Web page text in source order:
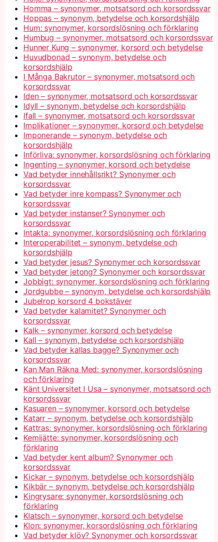
Homma – synonymer, motsatsord och korsordssvar
Hoppas – synonym, betydelse och korsordshjälp
Hum: synonymer, korsordslösning och förklaring
Humbug – synonymer, motsatsord och korsordssvar
Hunner Kung – synonymer, korsord och betydelse
Huvudbonad – synonym, betydelse och
korsordshjälp
I Många Bakrutor – synonymer, motsatsord och
korsordssvar
Iden – synonymer, motsatsord och korsordssvar
Idyll – synonym, betydelse och korsordshjälp
Ifall – synonymer, motsatsord och korsordssvar
Implikationer – synonymer, korsord och betydelse
Imponerande – synonym, betydelse och
korsordshjälp
Införliva: synonymer, korsordslösning och förklaring
Ingenting – synonymer, korsord och betydelse
Vad betyder innehållsrikt? Synonymer och
korsordssvar
Vad betyder inre kompass? Synonymer och
korsordssvar
Vad betyder instanser? Synonymer och
korsordssvar
Intakta: synonymer, korsordslösning och förklaring
Interoperabilitet – synonym, betydelse och
korsordshjälp
Vad betyder jesus? Synonymer och korsordssvar
Vad betyder jetong? Synonymer och korsordssvar
Jobbigt: synonymer, korsordslösning och förklaring
Jordgubbe – synonym, betydelse och korsordshjälp
Jubelrop korsord 4 bokstäver
Vad betyder kalamitet? Synonymer och
korsordssvar
Kalk – synonymer, korsord och betydelse
Kall – synonym, betydelse och korsordshjälp
Vad betyder kallas bagge? Synonymer och
korsordssvar
Kan Man Räkna Med: synonymer, korsordslösning
och förklaring
Känt Universitet I Usa – synonymer, motsatsord och
korsordssvar
Kasuaren – synonymer, korsord och betydelse
Katarr – synonym, betydelse och korsordshjälp
Kattras: synonymer, korsordslösning och förklaring
Kemijätte: synonymer, korsordslösning och
förklaring
Vad betyder kent album? Synonymer och
korsordssvar
Kickar – synonym, betydelse och korsordshjälp
Kikbär – synonym, betydelse och korsordshjälp
Kingrysare: synonymer, korsordslösning och
förklaring
Klatsch – synonymer, korsord och betydelse
Klon: synonymer, korsordslösning och förklaring
Vad betyder klöv? Synonymer och korsordssvar